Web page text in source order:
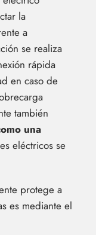
la
a
se realiza
rápida
en caso de
también
una
eléctricos se
protege a
es mediante el